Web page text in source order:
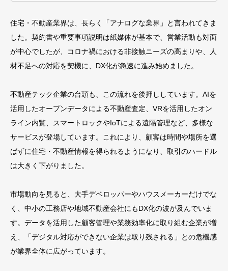
住宅・不動産業界は、長らく「アナログな業界」と言われてきま
した。契約書や重要事項説明は紙媒体が基本で、営業活動も対面
が中心でしたが、コロナ禍における非接触ニーズの高まりや、人
材不足への対応を契機に、DX化が急速に進み始めました。
不動産テック企業の台頭も、この流れを後押ししています。AIを
活用したオープンデータによる不動産査定、VRを活用したオン
ライン内覧、スマートロックやIoTによる遠隔管理など、多様な
サービスが登場しています。これにより、顧客は時間や場所を選
ばずに住宅・不動産情報を得られるようになり、取引のハードル
は大きく下がりました。
市場動向を見ると、大手デベロッパーやハウスメーカーだけでな
く、中小の工務店や地域不動産会社にもDX化の波が及んでいま
す。データを活用した顧客管理や業務効率化に取り組む企業が増
え、「デジタル対応ができない企業は取り残される」との危機感
が業界全体に広がっています。